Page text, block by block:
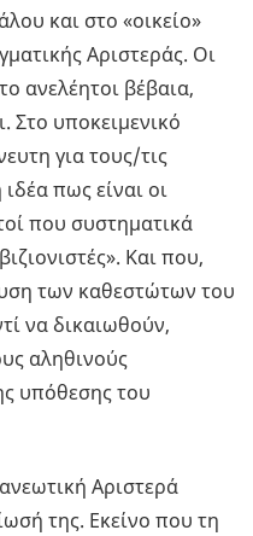
και στο «οικείο»
Αριστεράς. Οι
ανελέητοι βέβαια,
Στο υποκειμενικό
για τους/τις
πως είναι οι
που συστηματικά
Και που,
των καθεστώτων του
να δικαιωθούν,
αληθινούς
υπόθεσης του
Αριστερά
της. Εκείνο που τη